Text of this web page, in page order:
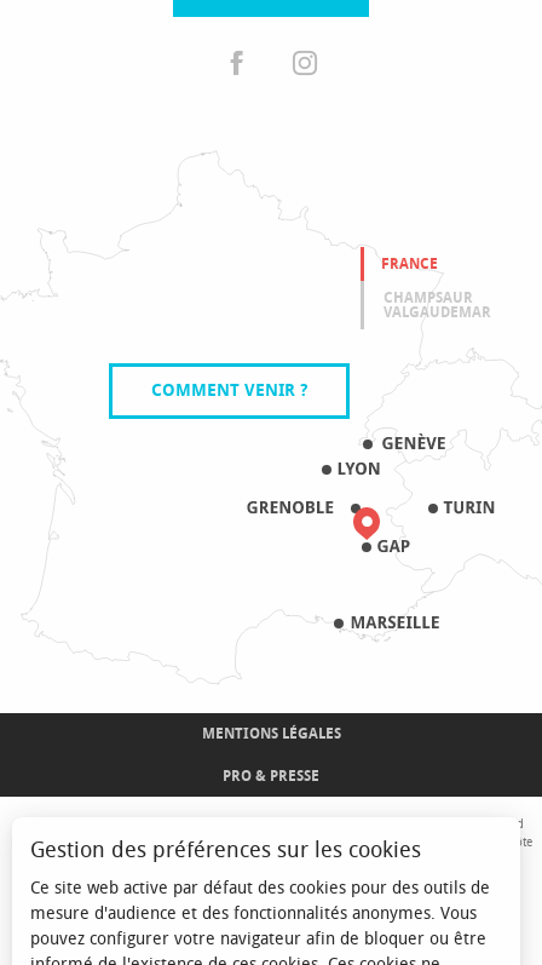
FRANCE
CHAMPSAUR
VALGAUDEMAR
COMMENT VENIR ?
MENTIONS LÉGALES
PRO & PRESSE
Avec le concours de l'Union Européenne. L'Europe s'engage sur le Massif Alpin avec le fond
Européen de Développement Régional. Co-financé par le Conseil Régional Provence-Alpes-Côte
d'Azur et l'Etat, Commissariat Général des Territoires - FNADT - CIMA
Gestion des préférences sur les cookies
Ce site web active par défaut des cookies pour des outils de
mesure d'audience et des fonctionnalités anonymes. Vous
pouvez configurer votre navigateur afin de bloquer ou être